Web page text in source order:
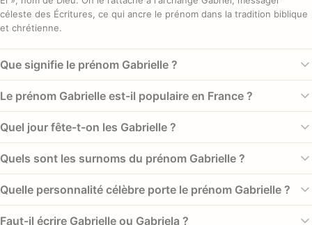
céleste des Écritures, ce qui ancre le prénom dans la tradition biblique
et chrétienne.
Que signifie le prénom Gabrielle ?
Dieu », traduction de la racine hébraïque qui le compose. Ce sens
conjugue l'idée de puissance et de protection divine, hérité de
l'archange Gabriel dont Gabrielle est la version féminine.
Le prénom Gabrielle est-il populaire en France ?
popularité remonte à 1905, avec 2 226 naissances cette année-là, et il
totalise 101 719 naissances dans l'histoire. C'est un prénom rétro qui
revient régulièrement sur le devant de la scène.
Quel jour fête-t-on les Gabrielle ?
Gabriel, célébré avec les archanges Michel et Raphaël. Gabriel est,
dans les Évangiles, le messager qui annonce à Marie sa maternité, ce
qui relie naturellement Gabrielle à cette date.
Quels sont les surnoms du prénom Gabrielle ?
en France sont Gaby et Gabi, mais on entend aussi Ella, Brielle ou
encore Gabou dans le cercle familial. Ces formes raccourcies apportent
une touche tendre au prénom complet.
Quelle personnalité célèbre porte le prénom Gabrielle ?
Faut-il écrire Gabrielle ou Gabriela ?